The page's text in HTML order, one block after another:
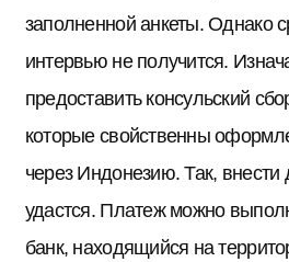
заполненной анкеты. Однако
интервью не получится.
предоставить консульский
которые свойственны
через Индонезию. Так, внести
удастся. Платеж можно
банк, находящийся на